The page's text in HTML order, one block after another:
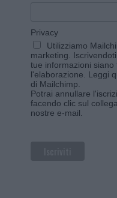
Privacy
Utilizziamo
marketing.
tue informazioni
l'elaborazione. Leggi
di Mailchimp.
Potrai annullare
facendo clic sul
nostre e-mail.